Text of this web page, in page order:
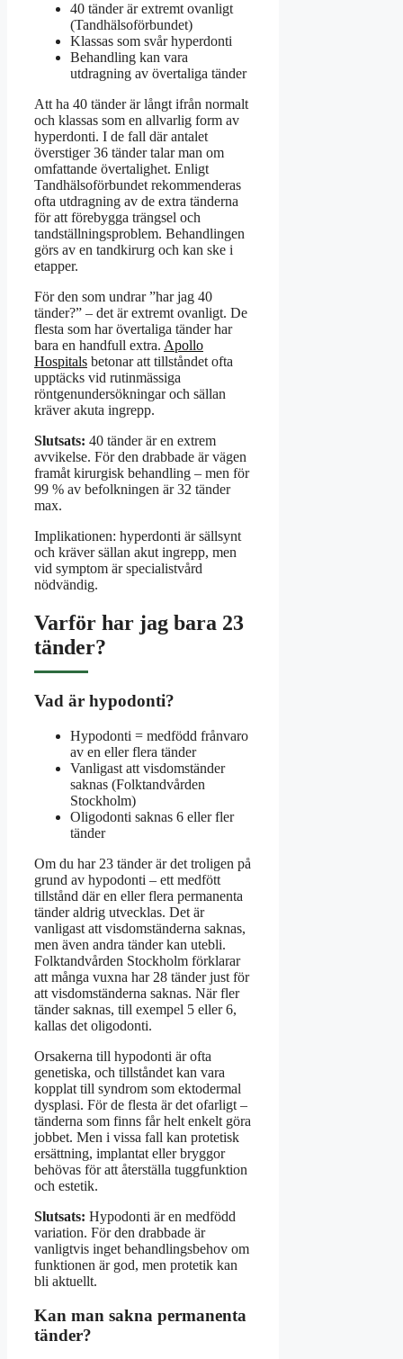
40 tänder är extremt ovanligt
(Tandhälsoförbundet)
Klassas som svår hyperdonti
Behandling kan vara
utdragning av övertaliga tänder
Att ha 40 tänder är långt ifrån normalt
och klassas som en allvarlig form av
hyperdonti. I de fall där antalet
överstiger 36 tänder talar man om
omfattande övertalighet. Enligt
Tandhälsoförbundet rekommenderas
ofta utdragning av de extra tänderna
för att förebygga trängsel och
tandställningsproblem. Behandlingen
görs av en tandkirurg och kan ske i
etapper.
För den som undrar ”har jag 40
tänder?” – det är extremt ovanligt. De
flesta som har övertaliga tänder har
bara en handfull extra. Apollo
Hospitals betonar att tillståndet ofta
upptäcks vid rutinmässiga
röntgenundersökningar och sällan
kräver akuta ingrepp.
Slutsats: 40 tänder är en extrem
avvikelse. För den drabbade är vägen
framåt kirurgisk behandling – men för
99 % av befolkningen är 32 tänder
max.
Implikationen: hyperdonti är sällsynt
och kräver sällan akut ingrepp, men
vid symptom är specialistvård
nödvändig.
Varför har jag bara 23
tänder?
Vad är hypodonti?
Hypodonti = medfödd frånvaro
av en eller flera tänder
Vanligast att visdomständer
saknas (Folktandvården
Stockholm)
Oligodonti saknas 6 eller fler
tänder
Om du har 23 tänder är det troligen på
grund av hypodonti – ett medfött
tillstånd där en eller flera permanenta
tänder aldrig utvecklas. Det är
vanligast att visdomständerna saknas,
men även andra tänder kan utebli.
Folktandvården Stockholm förklarar
att många vuxna har 28 tänder just för
att visdomständerna saknas. När fler
tänder saknas, till exempel 5 eller 6,
kallas det oligodonti.
Orsakerna till hypodonti är ofta
genetiska, och tillståndet kan vara
kopplat till syndrom som ektodermal
dysplasi. För de flesta är det ofarligt –
tänderna som finns får helt enkelt göra
jobbet. Men i vissa fall kan protetisk
ersättning, implantat eller bryggor
behövas för att återställa tuggfunktion
och estetik.
Slutsats: Hypodonti är en medfödd
variation. För den drabbade är
vanligtvis inget behandlingsbehov om
funktionen är god, men protetik kan
bli aktuellt.
Kan man sakna permanenta
tänder?